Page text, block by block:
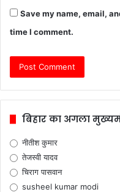
Save my name, email,
time I comment.
बिहार का अगला
नीतीश कुमार
तेजस्वी यादव
चिराग पासवान
susheel kumar modi